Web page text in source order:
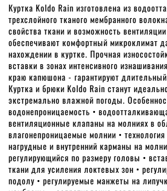
Куртка Koldo Rain изготовлена из
трехслойного тканого мембранного
свойства ткани и возможность
обеспечивают комфортный микроклимат
нахождении в куртке. Прочная
вставки в зонах интенсивного
краю капюшона - гарантируют
Куртка и брюки Koldo Rain станут
экстремально влажной погоды.
водонепроницаемость •
вентиляционные клапаны на молниях в
влагонепроницаемые молнии •
нагрудные и внутренний карманы на
регулирующийся по размеру головы •
ткани для усиления локтевых зон •
подолу • регулируемые манжеты на